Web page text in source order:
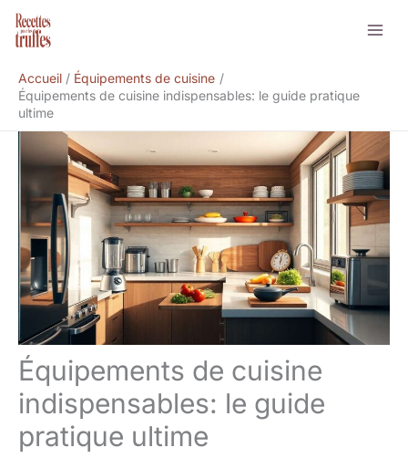
Aller
Accueil
Équipements de cuisine
Équipements de cuisine indispensables: le guide pratique
ultime
Équipements de cuisine
indispensables: le guide
pratique ultime
Rechercher